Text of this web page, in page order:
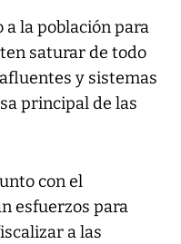
la población para
saturar de todo
y sistemas
principal de las
con el
esfuerzos para
a las